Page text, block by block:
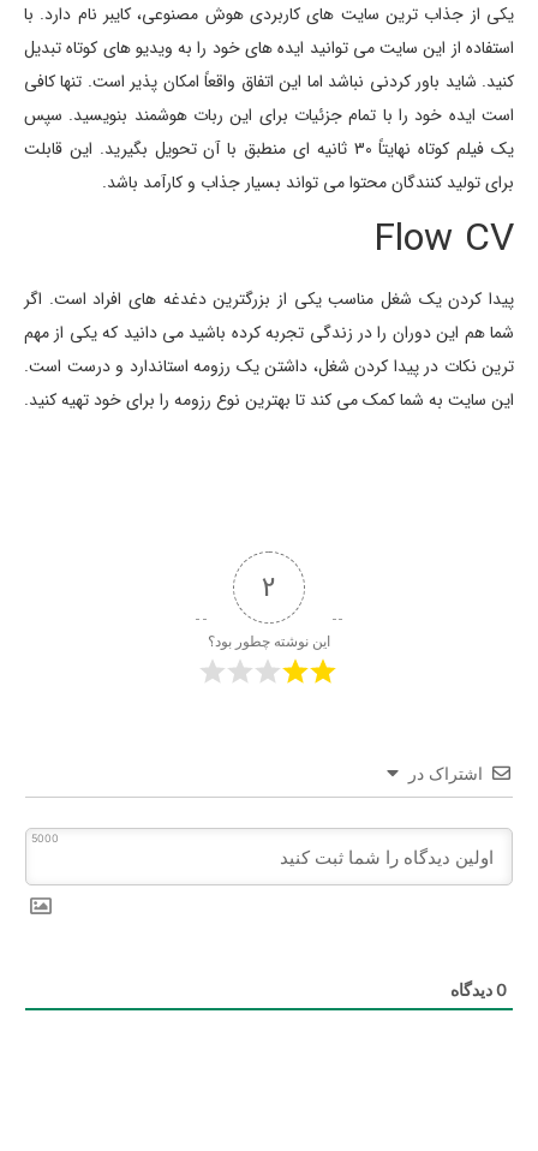
یکی از جذاب ترین سایت های کاربردی هوش مصنوعی، کایبر نام دارد. با
استفاده از این سایت می توانید ایده های خود را به ویدیو های کوتاه تبدیل
کنید. شاید باور کردنی نباشد اما این اتفاق واقعاً امکان پذیر است. تنها کافی
است ایده خود را با تمام جزئیات برای این ربات هوشمند بنویسید. سپس
یک فیلم کوتاه نهایتاً 30 ثانیه ای منطبق با آن تحویل بگیرید. این قابلت
برای تولید کنندگان محتوا می تواند بسیار جذاب و کارآمد باشد.
Flow CV
پیدا کردن یک شغل مناسب یکی از بزرگترین دغدغه های افراد است. اگر
شما هم این دوران را در زندگی تجربه کرده باشید می دانید که یکی از مهم
ترین نکات در پیدا کردن شغل، داشتن یک رزومه استاندارد و درست است.
این سایت به شما کمک می کند تا بهترین نوع رزومه را برای خود تهیه کنید.
2
این نوشته چطور بود؟
اشتراک در
5000
0دیدگاه